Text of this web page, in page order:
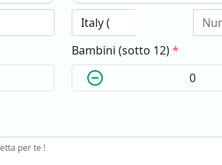
Bambini (sotto 12)*